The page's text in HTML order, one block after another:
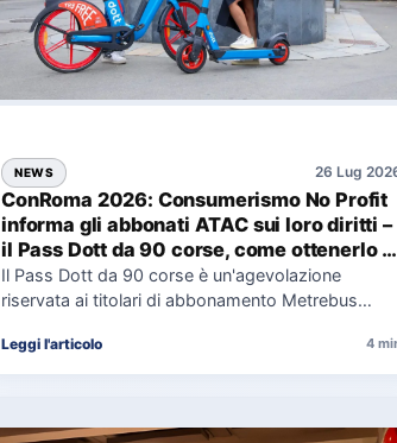
NEWS 26 Lug
ConRoma 2026: Consumerismo No Profit
informa gli abbonati ATAC sui loro diritti –
il Pass Dott da 90 corse, come ottenerlo e
cosa spetta in caso di disservizi
Il Pass Dott da 90 corse è un'agevolazione
riservata ai titolari di abbonamento Metrebus
Leggi l'articolo 4